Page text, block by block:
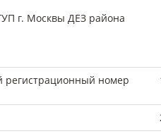
г. Москвы ДЕЗ района
регистрационный номер